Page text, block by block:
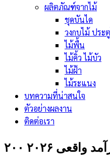
ผลิตภัณฑ์จากไม้
ชุดบันได
วงกบไม้ ประ
ไม้พื้น
ไม้คิ้ว ไม้บัว
ไม้ฝ้า
ไม้ระแนง
บทความที่น่าสนใจ
ตัวอย่างผลงาน
ติดต่อเรา